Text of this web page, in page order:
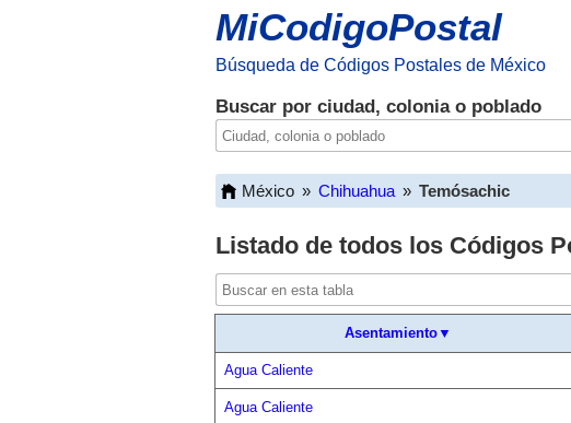
MiCodigoPostal
Búsqueda de Códigos Postales de México
Buscar por ciudad, colonia o poblado
México » Chihuahua » Temósachic
Listado de todos los Códigos
Asentamiento▼
Agua Caliente
Agua Caliente